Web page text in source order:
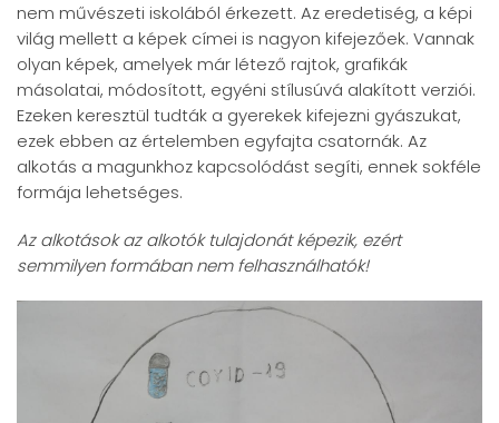
nem művészeti iskolából érkezett. Az eredetiség, a képi
világ mellett a képek címei is nagyon kifejezőek. Vannak
olyan képek, amelyek már létező rajtok, grafikák
másolatai, módosított, egyéni stílusúvá alakított verziói.
Ezeken keresztül tudták a gyerekek kifejezni gyászukat,
ezek ebben az értelemben egyfajta csatornák. Az
alkotás a magunkhoz kapcsolódást segíti, ennek sokféle
formája lehetséges.
Az alkotások az alkotók tulajdonát képezik, ezért
semmilyen formában nem felhasználhatók!